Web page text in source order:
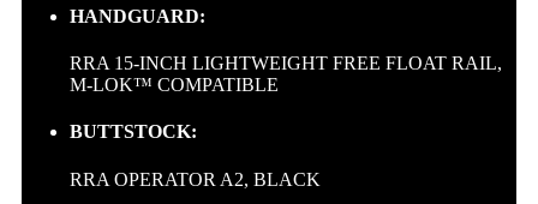
HANDGUARD:
RRA 15-INCH LIGHTWEIGHT FREE FLOAT RAIL,
M-LOK™ COMPATIBLE
BUTTSTOCK:
RRA OPERATOR A2, BLACK